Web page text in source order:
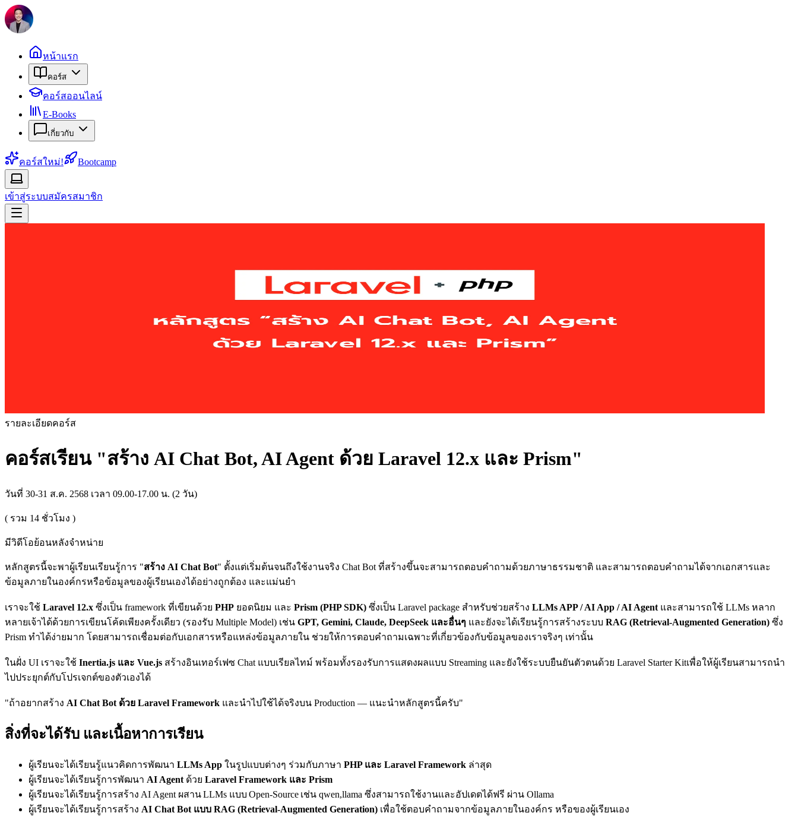
หน้าแรก
คอร์ส
คอร์สออนไลน์
E-Books
เกี่ยวกับ
คอร์สใหม่! Bootcamp
เข้าสู่ระบบสมัครสมาชิก
รายละเอียดคอร์ส
คอร์สเรียน "สร้าง AI Chat Bot, AI Agent ด้วย Laravel 12.x และ Prism"
วันที่ 30-31 ส.ค. 2568 เวลา 09.00-17.00 น. (2 วัน)
( รวม 14 ชั่วโมง )
มีวิดีโอย้อนหลังจำหน่าย
หลักสูตรนี้จะพาผู้เรียนเรียนรู้การ "สร้าง AI Chat Bot" ตั้งแต่เริ่มต้นจนถึงใช้งานจริง Chat Bot ที่สร้างขึ้นจะสามารถตอบคำถามด้วยภาษาธรรมชาติ และสามารถตอบคำถามได้จากเอกสารและ
ข้อมูลภายในองค์กรหรือข้อมูลของผู้เรียนเองได้อย่างถูกต้อง และแม่นยำ
เราจะใช้ Laravel 12.x ซึ่งเป็น framework ที่เขียนด้วย PHP ยอดนิยม และ Prism (PHP SDK) ซึ่งเป็น Laravel package สำหรับช่วยสร้าง LLMs APP / AI App / AI Agent และสามารถใช้ LLMs หลาก
หลายเจ้าได้ด้วยการเขียนโค้ดเพียงครั้งเดียว (รองรับ Multiple Model) เช่น GPT, Gemini, Claude, DeepSeek และอื่นๆ และยังจะได้เรียนรู้การสร้างระบบ RAG (Retrieval-Augmented Generation) ซึ่ง
Prism ทำได้ง่ายมาก โดยสามารถเชื่อมต่อกับเอกสารหรือแหล่งข้อมูลภายใน ช่วยให้การตอบคำถามเฉพาะที่เกี่ยวข้องกับข้อมูลของเราจริงๆ เท่านั้น
ในฝั่ง UI เราจะใช้ Inertia.js และ Vue.js สร้างอินเทอร์เฟซ Chat แบบเรียลไทม์ พร้อมทั้งรองรับการแสดงผลแบบ Streaming และยังใช้ระบบยืนยันตัวตนด้วย Laravel Starter Kitเพื่อให้ผู้เรียนสามารถนำ
ไปประยุกต์กับโปรเจกต์ของตัวเองได้
"ถ้าอยากสร้าง AI Chat Bot ด้วย Laravel Framework และนำไปใช้ได้จริงบน Production — แนะนำหลักสูตรนี้ครับ"
สิ่งที่จะได้รับ และเนื้อหาการเรียน
ผู้เรียนจะได้เรียนรู้แนวคิดการพัฒนา LLMs App ในรูปแบบต่างๆ ร่วมกับภาษา PHP และ Laravel Framework ล่าสุด
ผู้เรียนจะได้เรียนรู้การพัฒนา AI Agent ด้วย Laravel Framework และ Prism
ผู้เรียนจะได้เรียนรู้การสร้าง AI Agent ผสาน LLMs แบบ Open‑Source เช่น qwen,llama ซึ่งสามารถใช้งานและอัปเดตได้ฟรี ผ่าน Ollama
ผู้เรียนจะได้เรียนรู้การสร้าง AI Chat Bot แบบ RAG (Retrieval-Augmented Generation) เพื่อใช้ตอบคำถามจากข้อมูลภายในองค์กร หรือของผู้เรียนเอง